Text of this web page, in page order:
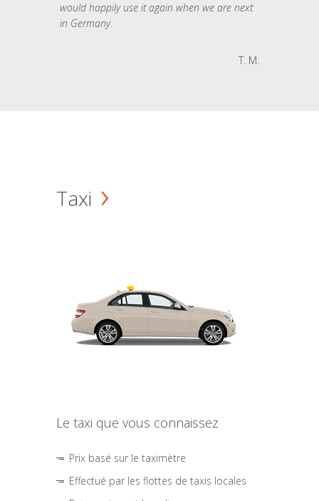
would happily use it again when we are next
in Germany.
T. M.
Taxi
Le taxi que vous connaissez
Prix basé sur le taximètre
Effectué par les flottes de taxis locales